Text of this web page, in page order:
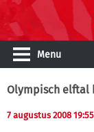
Menu
Olympisch elftal
7 augustus 2008 19:55